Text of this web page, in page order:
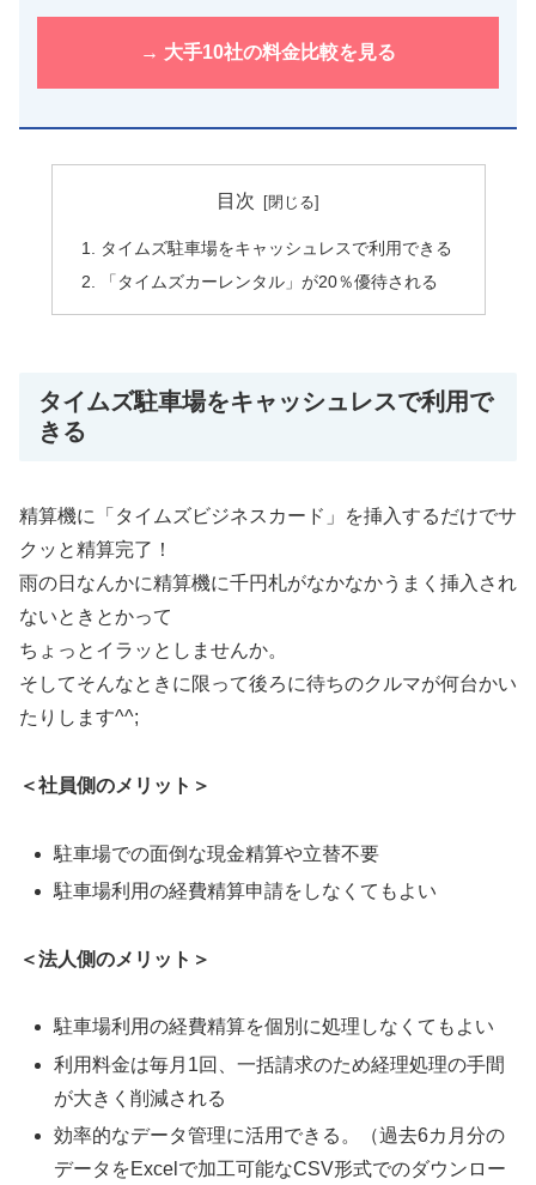
→ 大手10社の料金比較を見る
目次
タイムズ駐車場をキャッシュレスで利用できる
「タイムズカーレンタル」が20％優待される
タイムズ駐車場をキャッシュレスで利用で
きる
精算機に「タイムズビジネスカード」を挿入するだけでサ
クッと精算完了！
雨の日なんかに精算機に千円札がなかなかうまく挿入され
ないときとかって
ちょっとイラッとしませんか。
そしてそんなときに限って後ろに待ちのクルマが何台かい
たりします^^;
＜社員側のメリット＞
駐車場での面倒な現金精算や立替不要
駐車場利用の経費精算申請をしなくてもよい
＜法人側のメリット＞
駐車場利用の経費精算を個別に処理しなくてもよい
利用料金は毎月1回、一括請求のため経理処理の手間
が大きく削減される
効率的なデータ管理に活用できる。（過去6カ月分の
データをExcelで加工可能なCSV形式でのダウンロー